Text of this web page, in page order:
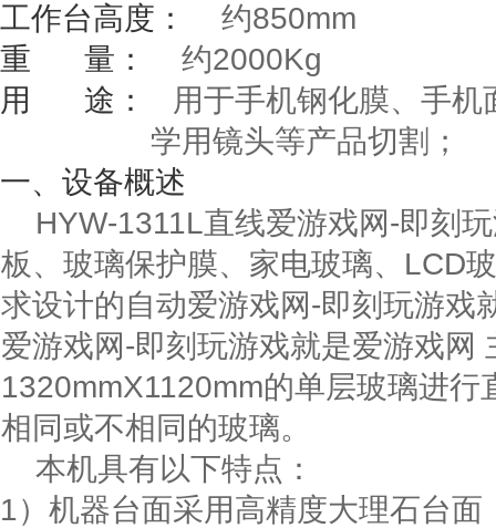
工作台高度：
约850mm
重
量： 约2000Kg
用
途：
用于手机钢化膜、手机
学用镜头等产品切割；
一、 设备概述
HYW-1311L直线爱游戏网-即刻
板、玻璃保护膜、家电玻璃、LCD
求设计的自动爱游戏网-即刻玩游戏
爱游戏网-即刻玩游戏就是爱游戏网
1320mmX1120mm的单层玻璃进行
相同或不相同的玻璃。
本机具有以下特点：
1） 机器台面采用高精度大理石台